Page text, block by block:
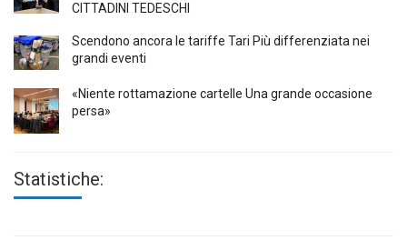
CITTADINI TEDESCHI
Scendono ancora le tariffe Tari Più differenziata nei
grandi eventi
«Niente rottamazione cartelle Una grande occasione
persa»
Statistiche: